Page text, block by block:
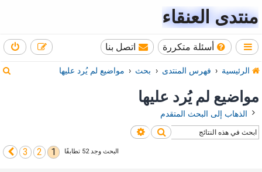
منتدى العنقاء
أسئلة متكررة اتصل بنا
الرئيسية فهرس المنتدى بحث مواضيع لم يُرد عليها
ب
مواضيع لم يُرد عليها
الذهاب إلى البحث المتقدم
بحث بحث متقدم
البحث وجد 52 تطابقًا 1
2
3التالي